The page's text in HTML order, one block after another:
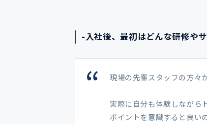
-入社後、最初はどんな研修や
現場の先輩スタッフの方々
実際に自分も体験しながら
ポイントを意識すると良い